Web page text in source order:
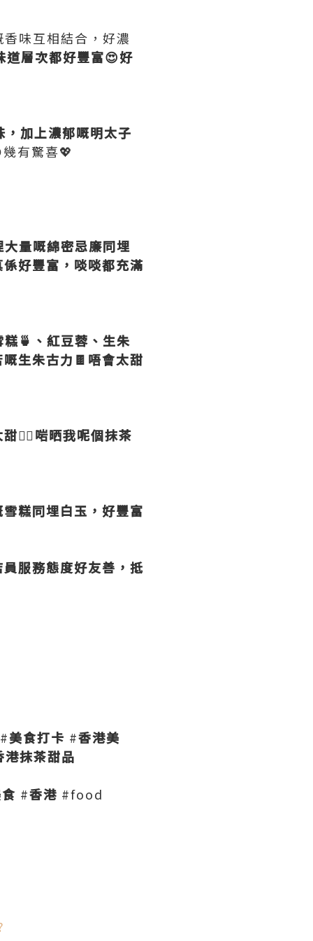
味互相結合，好濃
道層次都好豐富😍好
加上濃郁嘅明太子
有驚喜💖
量嘅綿密忌廉同埋
好豐富，啖啖都充滿
🍵、紅豆蓉、生朱
生朱古力🍫唔會太甜
👍🏻啱晒我呢個抹茶
糕同埋白玉，好豐富
服務態度好友善，抵
美食打卡 #香港美
港抹茶甜品
#香港 #food